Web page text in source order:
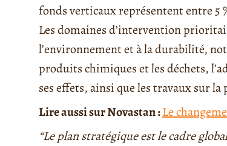
fonds verticaux représentent entre 5
Les domaines d’intervention
l’environnement et à la durabilité,
produits chimiques et les déchets,
ses effets, ainsi que les travaux sur
Lire aussi sur Novastan :Le
“Le plan stratégique est le cadre